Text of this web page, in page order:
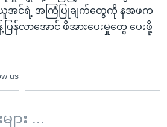
အင်ရဲ့ အကြံပြုချက်တွေကို နအဖက
ြန်လာအောင် ဖိအားပေးမှုတွေ ပေးဖို့
us
ား ...